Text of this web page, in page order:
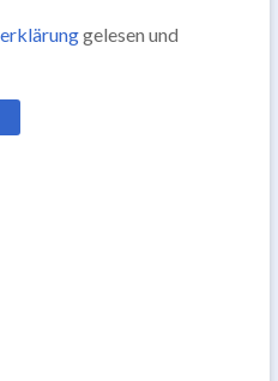
gelesen und